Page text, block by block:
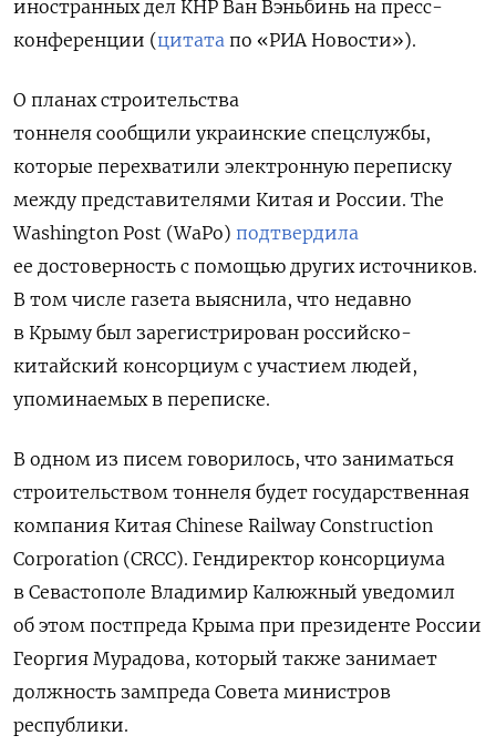
иностранных дел КНР Ван Вэньбинь на пресс-
конференции (цитата по «РИА Новости»).
О планах строительства
тоннеля сообщили украинские спецслужбы,
которые перехватили электронную переписку
между представителями Китая и России. The
Washington Post (WaPo) подтвердила
ее достоверность с помощью других источников.
В том числе газета выяснила, что недавно
в Крыму был зарегистрирован российско-
китайский консорциум с участием людей,
упоминаемых в переписке.
В одном из писем говорилось, что заниматься
строительством тоннеля будет государственная
компания Китая Chinese Railway Construction
Corporation (CRCC). Гендиректор консорциума
в Севастополе Владимир Калюжный уведомил
об этом постпреда Крыма при президенте России
Георгия Мурадова, который также занимает
должность зампреда Совета министров
республики.